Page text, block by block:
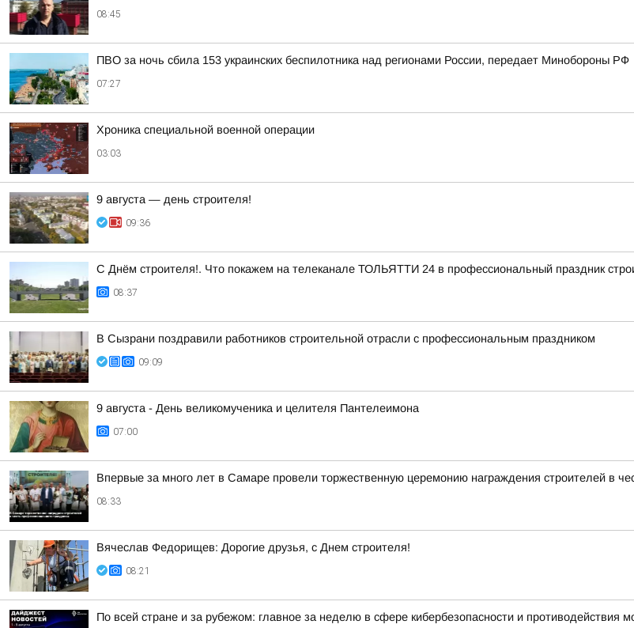
08:45
ПВО за ночь сбила 153 украинских беспилотника над регионами России, передает Минобороны РФ
07:27
Хроника специальной военной операции
03:03
9 августа — день строителя!
09:36
С Днём строителя!. Что покажем на телеканале ТОЛЬЯТТИ 24 в профессиональный праздник
08:37
В Сызрани поздравили работников строительной отрасли с профессиональным праздником
09:09
9 августа - День великомученика и целителя Пантелеимона
07:00
Впервые за много лет в Самаре провели торжественную церемонию награждения строителей в
08:33
Вячеслав Федорищев: Дорогие друзья, с Днем строителя!
08:21
По всей стране и за рубежом: главное за неделю в сфере кибербезопасности и противодействия